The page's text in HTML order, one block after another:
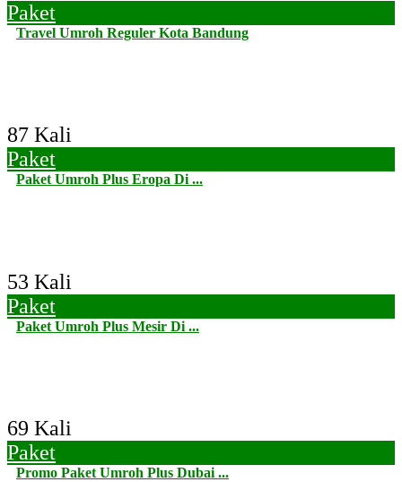
Paket
Travel Umroh Reguler Kota Bandung
87 Kali
Paket
Paket Umroh Plus Eropa Di ...
53 Kali
Paket
Paket Umroh Plus Mesir Di ...
69 Kali
Paket
Promo Paket Umroh Plus Dubai ...